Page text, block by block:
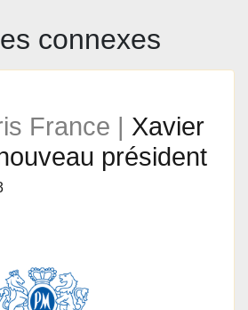
connexes
France | Xavier
président